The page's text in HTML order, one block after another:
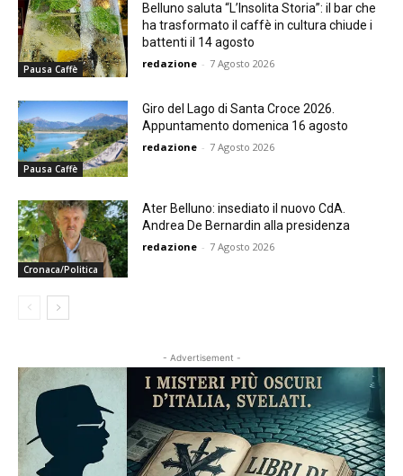
Pausa Caffè
Belluno saluta “L’Insolita Storia”: il bar che
ha trasformato il caffè in cultura chiude i
battenti il 14 agosto
redazione - 7 Agosto 2026
Pausa Caffè
Giro del Lago di Santa Croce 2026.
Appuntamento domenica 16 agosto
redazione - 7 Agosto 2026
Cronaca/Politica
Ater Belluno: insediato il nuovo CdA.
Andrea De Bernardin alla presidenza
redazione - 7 Agosto 2026
- Advertisement -